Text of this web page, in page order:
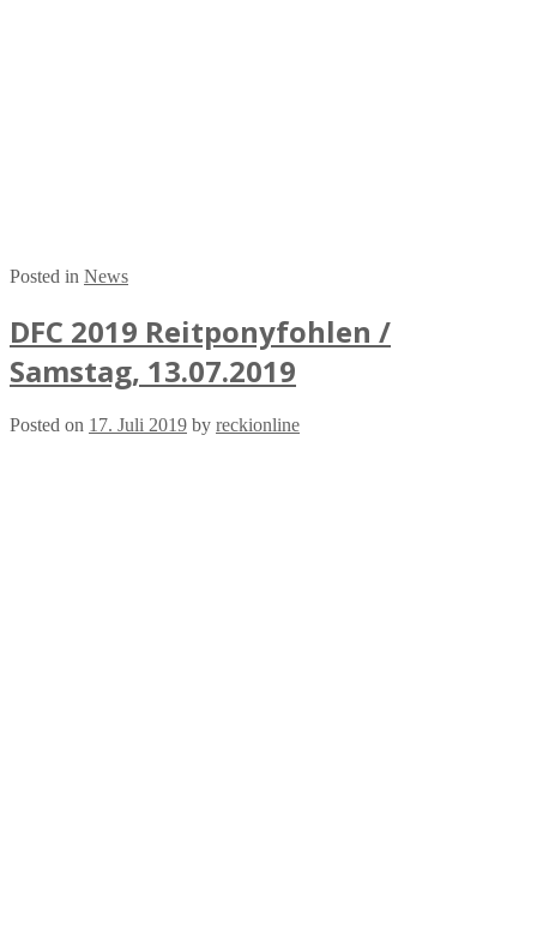
Posted in News
DFC 2019 Reitponyfohlen /
Samstag, 13.07.2019
Posted on 17. Juli 2019 by reckionline